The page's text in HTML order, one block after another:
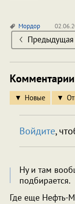
Мордор
Предыдущая
Комментарии
Новые
Войдите,
Ну и там
подбирается.
Где еще Нефть-